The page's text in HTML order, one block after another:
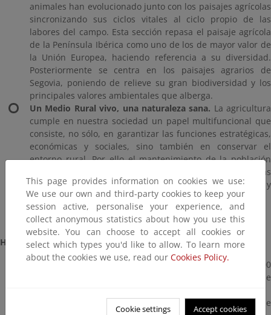
animales han evolucionado junto con los paisajes agrícolas
sincronizando sus ciclos vitales al ciclo propio de las
labores del campo. Esta sección repasa el paisaje agrícola
de la Península Ibérica como uno de los de mayor valor de
la Unión Europea, haciendo referencia a su diversidad.
Posteriormente se centra en los paisajes agrarios de
Segovia, poniendo de relieve su gran biodiversidad y los
principales valores ambientales que alberga.
Un Medio Rural vivo, una naturaleza sana. La agricultura
cumple en nuestra sociedad un papel multifuncional que
consiste, no sólo, en garantizar las funciones estratégicas,
económicas y sociales, sino también en conservar el
entorno rural. Por ello el mantenimiento de la población
rural y el desarrollo de buenas prácticas agrícolas
garantizan la conservación de muchos paisajes, hábitats y
especies de gran valor natural.
Horario de visitas a la exposición (Entrada gratuita)
Público en general: - De lunes a viernes: de 10.00 a 17:00
h. - Sábados, domingos y festivos: de 10:00 a 14:00 h. y de
Grupos organizados: De lunes a domingo previa reserva de
This page provides information on cookies we use:
We use our own and third-party cookies to keep your
session active, personalise your experience, and
collect anonymous statistics about how you use this
website. You can choose to accept all cookies or
select which types you'd like to allow. To learn more
about the cookies we use, read our Cookies Policy.
Cookie settings Accept cookies